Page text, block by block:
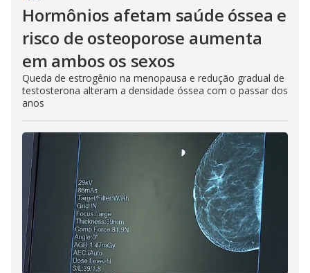
Hormônios afetam saúde óssea e
risco de osteoporose aumenta
em ambos os sexos
Queda de estrogênio na menopausa e redução gradual de
testosterona alteram a densidade óssea com o passar dos
anos